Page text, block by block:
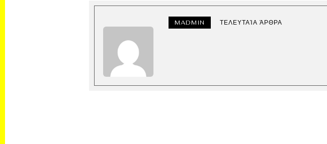
MADMIN ΤΕΛΕΥΤΑΊΑ ΆΡΘΡΑ